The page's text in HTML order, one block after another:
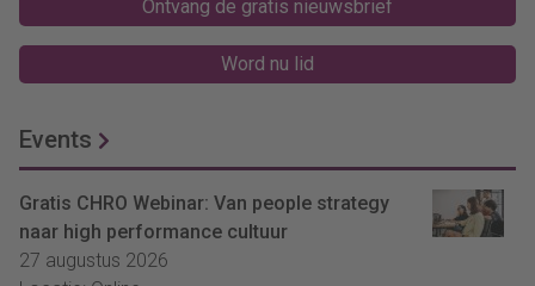
Ontvang de gratis nieuwsbrief
Word nu lid
Events
Gratis CHRO Webinar: Van people strategy
naar high performance cultuur
27 augustus 2026